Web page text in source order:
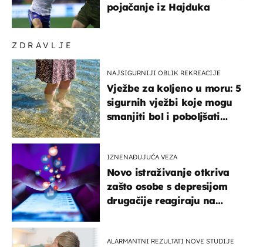
ZDRAVLJE
NAJSIGURNIJI OBLIK REKREACIJE
Vježbe za koljeno u moru: 5
sigurnih vježbi koje mogu
smanjiti bol i poboljšati
IZNENAĐUJUĆA VEZA
Novo istraživanje otkriva
zašto osobe s depresijom
drugačije reagiraju na
ALARMANTNI REZULTATI NOVE STUDIJE
pojačanje iz Hajduka